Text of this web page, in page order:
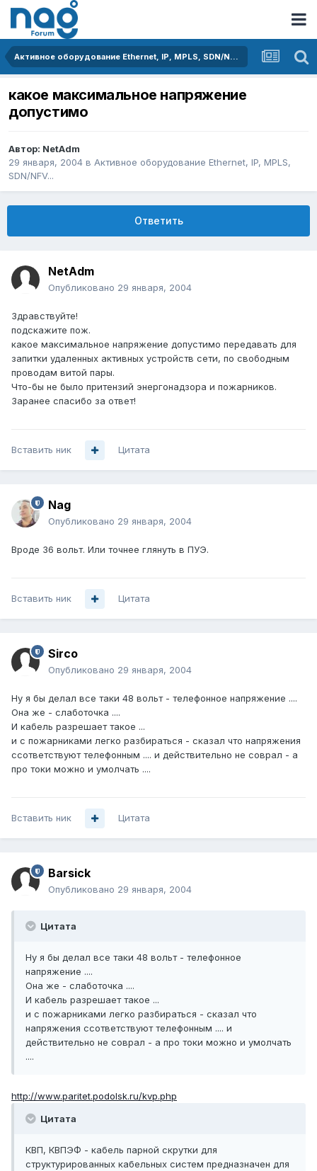
Активное оборудование Ethernet, IP, MPLS, SDN/NFV...
какое максимальное напряжение
допустимо
Автор: NetAdm
29 января, 2004 в Активное оборудование Ethernet, IP, MPLS,
SDN/NFV...
Ответить
NetAdm
Опубликовано 29 января, 2004
Здравствуйте!
подскажите пож.
какое максимальное напряжение допустимо передавать для
запитки удаленных активных устройств сети, по свободным
проводам витой пары.
Что-бы не было притензий энергонадзора и пожарников.
Заранее спасибо за ответ!
Вставить ник Цитата
Nag
Опубликовано 29 января, 2004
Вроде 36 вольт. Или точнее глянуть в ПУЭ.
Вставить ник Цитата
Sirco
Опубликовано 29 января, 2004
Ну я бы делал все таки 48 вольт - телефонное напряжение ....
Она же - слаботочка ....
И кабель разрешает такое ...
и с пожарниками легко разбираться - сказал что напряжения
ссответствуют телефонным .... и действительно не соврал - а
про токи можно и умолчать ....
Вставить ник Цитата
Barsick
Опубликовано 29 января, 2004
Цитата
Ну я бы делал все таки 48 вольт - телефонное
напряжение ....
Она же - слаботочка ....
И кабель разрешает такое ...
и с пожарниками легко разбираться - сказал что
напряжения ссответствуют телефонным .... и
действительно не соврал - а про токи можно и умолчать
....
http://www.paritet.podolsk.ru/kvp.php
Цитата
КВП, КВПЭФ - кабель парной скрутки для
структурированных кабельных систем предназначен для